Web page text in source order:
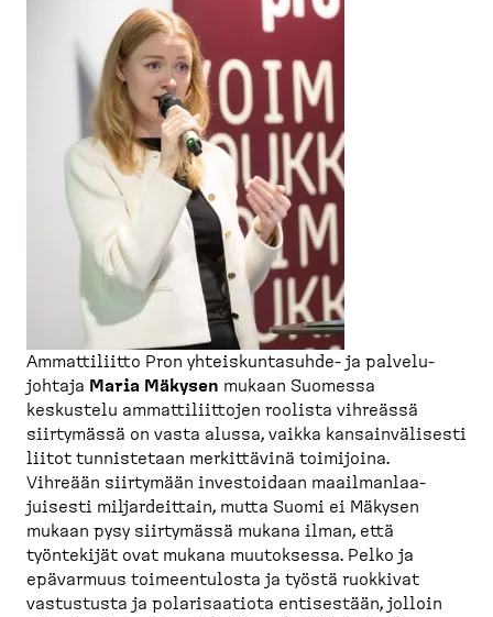
Ammatti­liitto Pron yhteis­kun­tasuhde-​ ja palvelu­
johtaja Maria Mäkysen mukaan Suomessa
keskustelu ammatti­liittojen roolista vihreässä
siirtymässä on vasta alussa, vaikka kansain­vä­lisesti
liitot tunnis­tetaan merkit­tävinä toimijoina.
Vihreään siirtymään investoidaan maailman­laa­
juisesti miljar­deittain, mutta Suomi ei Mäkysen
mukaan pysy siirtymässä mukana ilman, että
työntekijät ovat mukana muutoksessa. Pelko ja
epävarmuus toimeen­tulosta ja työstä ruokkivat
vastustusta ja polari­saatiota entisestään, jolloin